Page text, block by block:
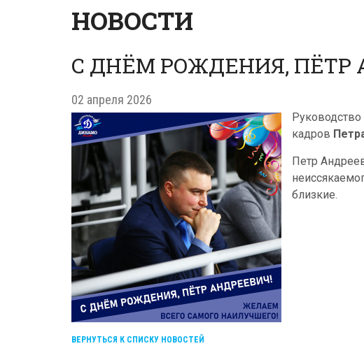
НОВОСТИ
С ДНЁМ РОЖДЕНИЯ, ПЁТР
02 апреля 2026
кадров
Петр
близкие.
ВЕРНУТЬСЯ К СПИСКУ НОВОСТЕЙ